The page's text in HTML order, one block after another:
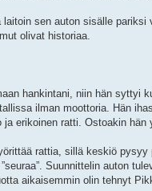
sen auton sisälle
olivat historiaa.
hankintani, niin hän syttyi
ilman moottoria. Hän
erikoinen ratti. Ostoakin
rattia, sillä keskiö
Suunnittelin auton
aikaisemmin olin tehnyt